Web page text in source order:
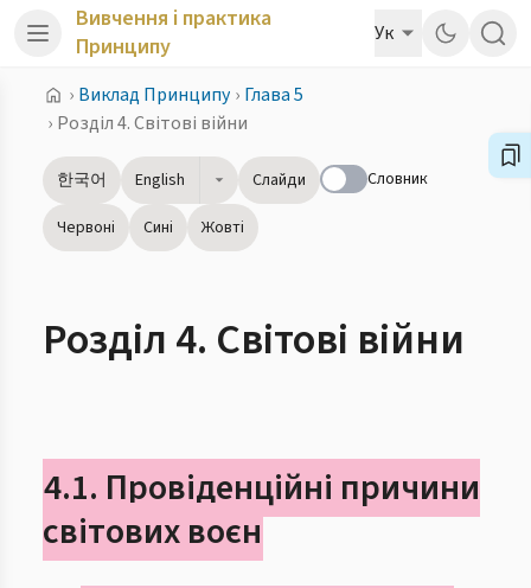
Вивчення і практика
Принципу
Ук
› Виклад Принципу › Глава 5
› Розділ 4. Світові війни
한국어 English Слайди Словник
Червоні Сині Жовті
Розділ 4. Світові війни
4.1. Провіденційні причини
світових воєн